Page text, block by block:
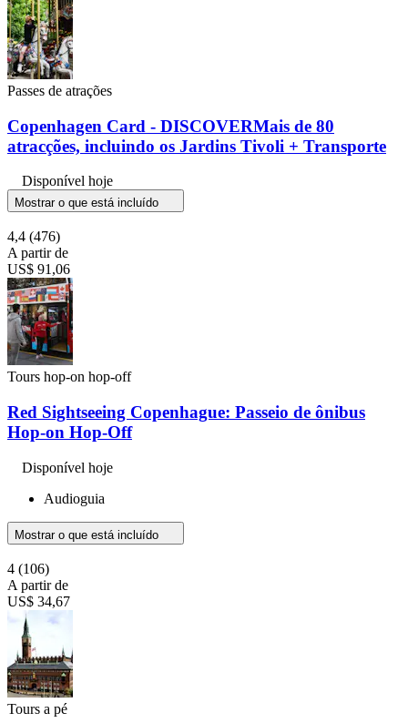
Passes de atrações
Copenhagen Card - DISCOVERMais de 80
atracções, incluindo os Jardins Tivoli + Transporte
Disponível hoje
Mostrar o que está incluído
4,4 (476)
A partir de
US$ 91,06
Tours hop-on hop-off
Red Sightseeing Copenhague: Passeio de ônibus
Hop-on Hop-Off
Disponível hoje
Audioguia
Mostrar o que está incluído
4 (106)
A partir de
US$ 34,67
Tours a pé